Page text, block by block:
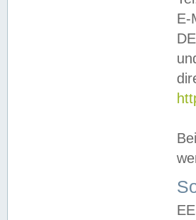
E-